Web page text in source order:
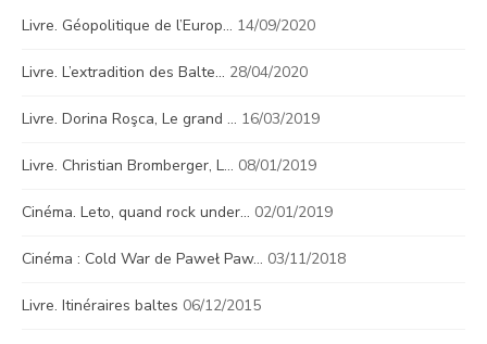
Livre. Géopolitique de l’Europ… 14/09/2020
Livre. L’extradition des Balte… 28/04/2020
Livre. Dorina Roşca, Le grand … 16/03/2019
Livre. Christian Bromberger, L… 08/01/2019
Cinéma. Leto, quand rock under… 02/01/2019
Cinéma : Cold War de Paweł Paw… 03/11/2018
Livre. Itinéraires baltes 06/12/2015